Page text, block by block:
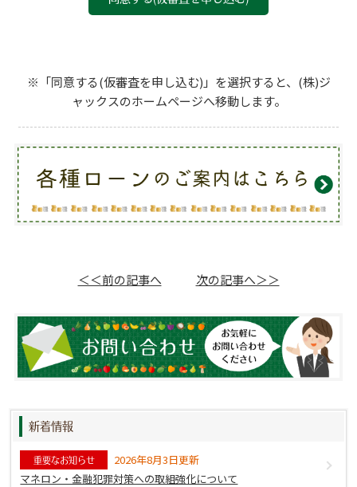
名、性別、年齢、続柄、生年月日、住所、電話番号、
職業、勤務先、家族構成、住居状況等、私の属性に関
する情報（これらの情報に変更が生じた場合、変更後
の情報を含む。以下同じ。）。
契約の種類、申込日、契約日、商品名、契約額、毎月
情報。
況等、取引の現状および履歴に関する情報（代位弁済
等により消滅した権利およびこれら権利に付随したい
っさいの権利等に関する情報を含む。）。
④支払能力判断のための情報
支払能力を調査するため、私が申告した私の資産、負
債、収入、支出、事業の計画・実績および第９条に掲
げる共同利用する者（組合を含む。）との取引状
況。
※「同意する(仮審査を申し込む)」を選択すると、(株)ジ
ャックスのホームページへ移動します。
＜＜前の記事へ 次の記事へ＞＞
新着情報
重要なお知らせ
2026年8月3日更新
マネロン・金融犯罪対策への取組強化について